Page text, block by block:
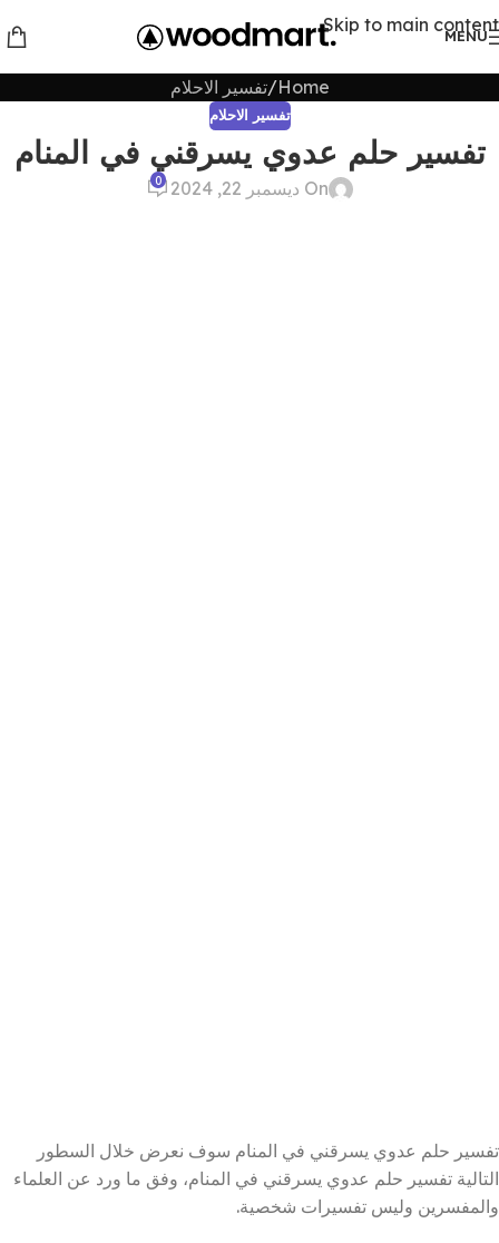
Skip to main content
MENU
Home تفسير الاحلام
تفسير الاحلام
تفسير حلم عدوي يسرقني في المنام
On ديسمبر 22, 2024 0
تفسير حلم عدوي يسرقني في المنام سوف نعرض خلال السطور
التالية تفسير حلم عدوي يسرقني في المنام، وفق ما ورد عن العلماء
والمفسرين وليس تفسيرات شخصية.